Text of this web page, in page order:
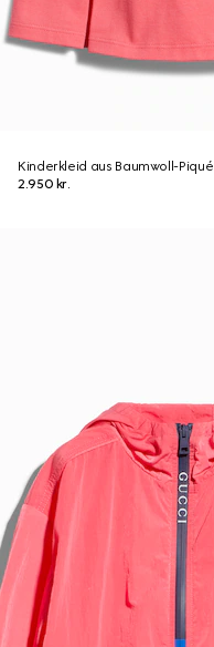
Kinderkleid aus Baumwoll-Piqué
2.950 kr.